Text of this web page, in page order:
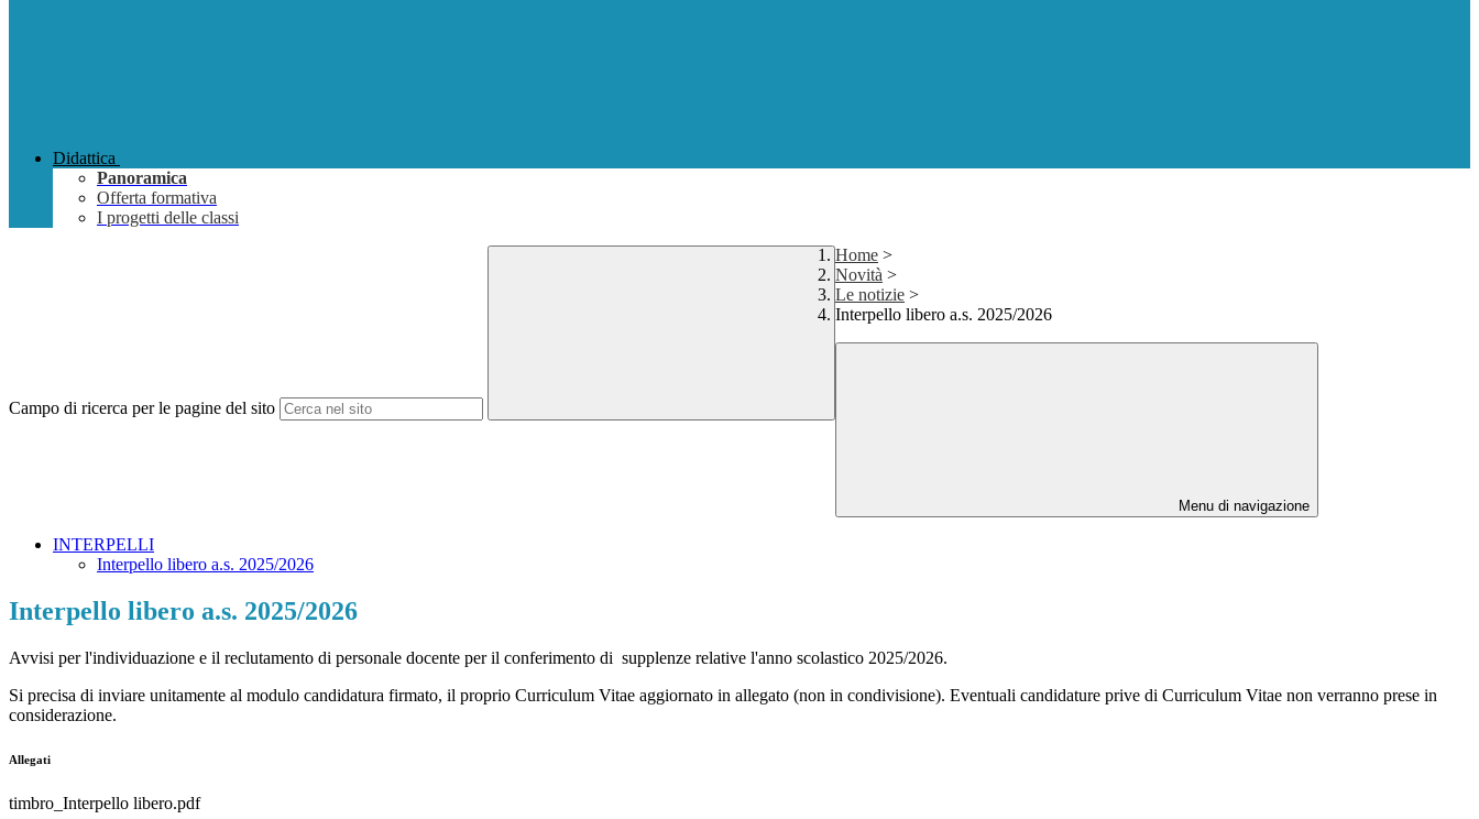
Didattica
Panoramica
Offerta formativa
I progetti delle classi
Campo di ricerca per le pagine del sito
Home >
Novità >
Le notizie >
Interpello libero a.s. 2025/2026
Menu di navigazione
INTERPELLI
Interpello libero a.s. 2025/2026
Interpello libero a.s. 2025/2026
Avvisi per l'individuazione e il reclutamento di personale docente per il conferimento di supplenze relative l'anno scolastico 2025/2026.
Si precisa di inviare unitamente al modulo candidatura firmato, il proprio Curriculum Vitae aggiornato in allegato (non in condivisione). Eventuali candidature prive di Curriculum Vitae non verranno prese in
considerazione.
Allegati
timbro_Interpello libero.pdf